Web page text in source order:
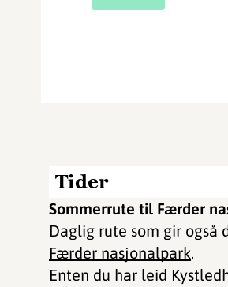
Tider
Sommerrute til Færder
Daglig rute som gir også
Færder nasjonalpark.
Enten du har leid